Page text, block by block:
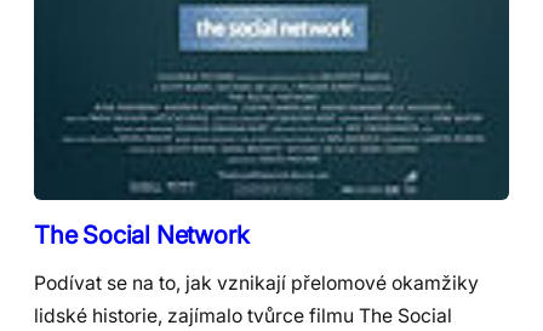
The Social Network
Podívat se na to, jak vznikají přelomové okamžiky
lidské historie, zajímalo tvůrce filmu The Social